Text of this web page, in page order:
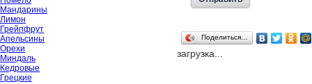
Мандарины
Лимон
Грейпфрут
Апельсины
Орехи
Миндаль
Кедровые
Грецкие
Поделиться…
загрузка...